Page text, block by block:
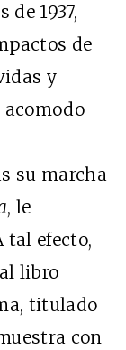
1937,
de
y
su marcha
, le
tal efecto,
libro
titulado
con